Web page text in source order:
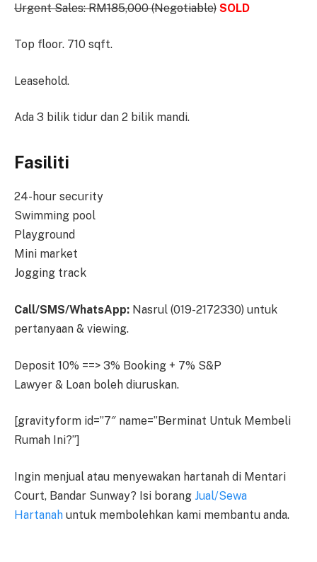
Urgent Sales: RM185,000 (Negotiable) SOLD
Top floor. 710 sqft.
Leasehold.
Ada 3 bilik tidur dan 2 bilik mandi.
Fasiliti
24-hour security
Swimming pool
Playground
Mini market
Jogging track
Call/SMS/WhatsApp: Nasrul (019-2172330) untuk
pertanyaan & viewing.
Deposit 10% ==> 3% Booking + 7% S&P
Lawyer & Loan boleh diuruskan.
[gravityform id=”7″ name=”Berminat Untuk Membeli
Rumah Ini?”]
Ingin menjual atau menyewakan hartanah di Mentari
Court, Bandar Sunway? Isi borang Jual/Sewa
Hartanah untuk membolehkan kami membantu anda.